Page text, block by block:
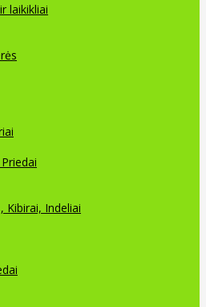
laikikliai
Kibirai, Indeliai